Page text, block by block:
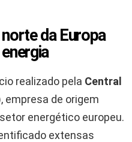
da Europa
realizado pela Central
, empresa de origem
energético europeu.
extensas